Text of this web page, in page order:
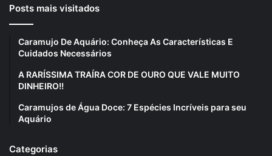
Posts mais visitados
Caramujo De Aquário: Conheça As Características E
Cuidados Necessários
A RARÍSSIMA TRAÍRA COR DE OURO QUE VALE MUITO
DINHEIRO!!
Caramujos de Água Doce: 7 Espécies Incríveis para seu
Aquário
Categorias